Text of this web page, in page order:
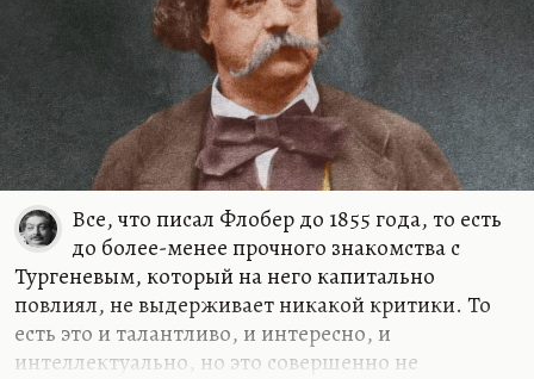
Все, что писал Флобер до 1855 года, то есть
до более-менее прочного знакомства с
Тургеневым, который на него капитально
повлиял, не выдерживает никакой критики. То
есть это и талантливо, и интересно, и
интеллектуально, но это совершенно не